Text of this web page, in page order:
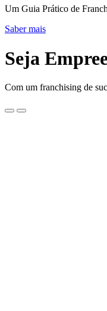
Um Guia Prático de
Saber mais
Seja
Com um franchising de